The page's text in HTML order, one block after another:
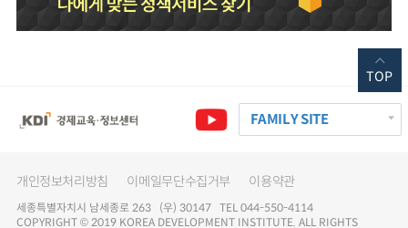
FAMILY SITE
개인정보처리방침 이메일무단수집거부 이용약관
세종특별자치시 남세종로 263 (우) 30147 TEL 044-550-4114
COPYRIGHT © 2019 KOREA DEVELOPMENT INSTITUTE. ALL RIGHTS
TOP